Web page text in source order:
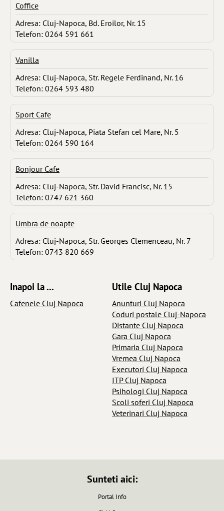
Coffice
Adresa: Cluj-Napoca, Bd. Eroilor, Nr. 15
Telefon: 0264 591 661
Vanilla
Adresa: Cluj-Napoca, Str. Regele Ferdinand, Nr. 16
Telefon: 0264 593 480
Sport Cafe
Adresa: Cluj-Napoca, Piata Stefan cel Mare, Nr. 5
Telefon: 0264 590 164
Bonjour Cafe
Adresa: Cluj-Napoca, Str. David Francisc, Nr. 15
Telefon: 0747 621 360
Umbra de noapte
Adresa: Cluj-Napoca, Str. Georges Clemenceau, Nr. 7
Telefon: 0743 820 669
Inapoi la ...
Cafenele Cluj Napoca
Utile Cluj Napoca
Anunturi Cluj Napoca
Coduri postale Cluj-Napoca
Distante Cluj Napoca
Gara Cluj Napoca
Primaria Cluj Napoca
Vremea Cluj Napoca
Executori Cluj Napoca
ITP Cluj Napoca
Psihologi Cluj Napoca
Scoli soferi Cluj Napoca
Veterinari Cluj Napoca
Sunteti aici:
Portal Info